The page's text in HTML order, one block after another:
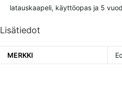
latauskaapeli, käyttöopas ja 5
Lisätiedot
MERKKI